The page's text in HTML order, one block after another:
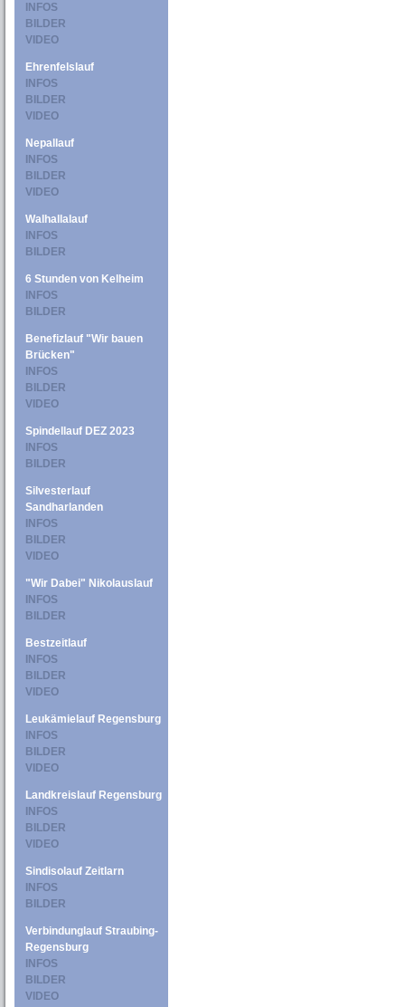
INFOS
BILDER
VIDEO
Ehrenfelslauf
INFOS
BILDER
VIDEO
Nepallauf
INFOS
BILDER
VIDEO
Walhallalauf
INFOS
BILDER
6 Stunden von Kelheim
INFOS
BILDER
Benefizlauf "Wir bauen
Brücken"
INFOS
BILDER
VIDEO
Spindellauf DEZ 2023
INFOS
BILDER
Silvesterlauf
Sandharlanden
INFOS
BILDER
VIDEO
"Wir Dabei" Nikolauslauf
INFOS
BILDER
Bestzeitlauf
INFOS
BILDER
VIDEO
Leukämielauf Regensburg
INFOS
BILDER
VIDEO
Landkreislauf Regensburg
INFOS
BILDER
VIDEO
Sindisolauf Zeitlarn
INFOS
BILDER
Verbindunglauf Straubing-
Regensburg
INFOS
BILDER
VIDEO